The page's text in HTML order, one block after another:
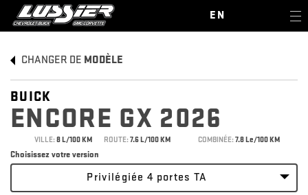
EN
CHANGER DE MODÈLE
BUICK
ENCORE GX 2026
VILLE:8 L/100 KM ROUTE:7.6 L/100 KM COMBINÉE:7.8 Le/100 KM
Choisissez votre version
Privilégiée 4 portes TA